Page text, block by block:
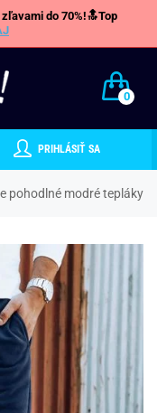
zľavami do 70%!🔝Top
0
PRIHLÁSIŤ SA
pohodlné modré tepláky